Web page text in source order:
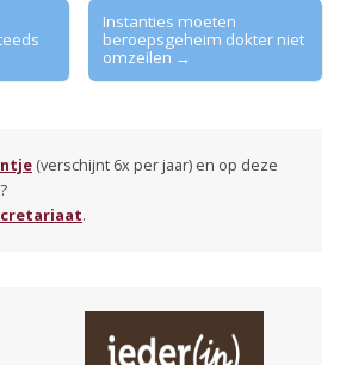
Instanties moeten
beroepsgeheim dokter niet
omzeilen →
(verschijnt 6x per jaar) en op deze
.